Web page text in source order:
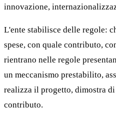
innovazione,
L'ente stabilisce delle regole:
spese, con quale contributo,
rientrano nelle regole
un meccanismo prestabilito,
realizza il progetto, dimostra
contributo.